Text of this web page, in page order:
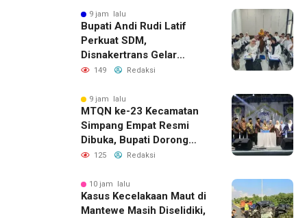
9 jam lalu
Bupati Andi Rudi Latif
Perkuat SDM,
Disnakertrans Gelar
Pelatihan Desain Grafis
149 Redaksi
9 jam lalu
MTQN ke-23 Kecamatan
Simpang Empat Resmi
Dibuka, Bupati Dorong
Lahirnya Generasi Qur’ani
125 Redaksi
10 jam lalu
Kasus Kecelakaan Maut di
Mantewe Masih Diselidiki,